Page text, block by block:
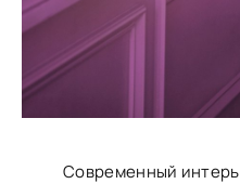
Современный